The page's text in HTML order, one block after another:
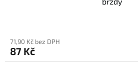
71,90 Kč bez DPH
87 Kč